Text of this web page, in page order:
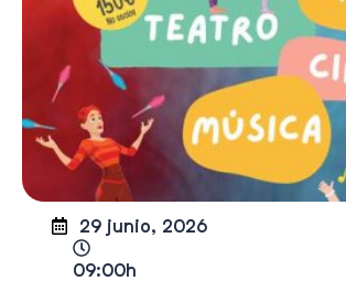
29 junio, 2026
09:00h